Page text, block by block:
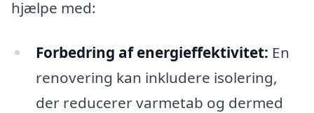
hjælpe med:
Forbedring af energieffektivitet: En
renovering kan inkludere isolering,
der reducerer varmetab og dermed